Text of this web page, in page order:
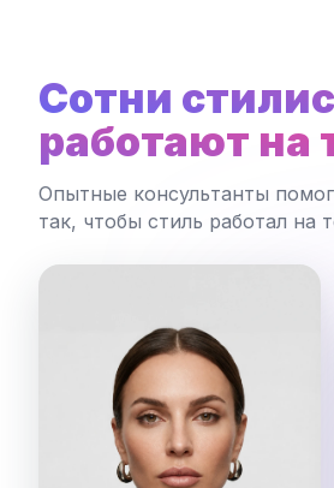
Сотни
работают на
Опытные консультанты
так, чтобы стиль работал на